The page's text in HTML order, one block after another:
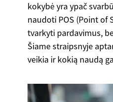
kokybė yra ypač
naudoti POS (Point of
tvarkyti pardavimus,
Šiame straipsnyje
veikia ir kokią naudą